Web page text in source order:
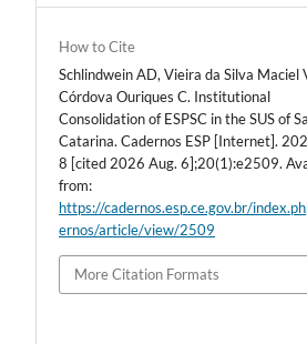
How to Cite
Schlindwein AD, Vieira da Silva Maciel
Córdova Ouriques C. Institutional
Consolidation of ESPSC in the SUS of
Catarina. Cadernos ESP [Internet].
8 [cited 2026 Aug. 6];20(1):e2509.
from:
https://cadernos.esp.ce.gov.br/
ernos/article/view/2509
More Citation Formats